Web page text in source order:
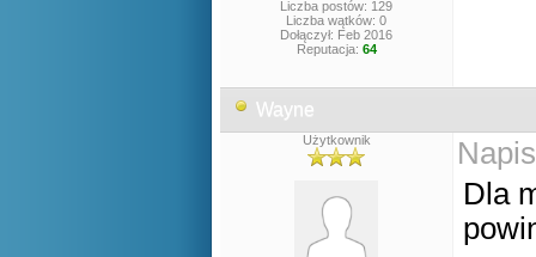
Liczba postów: 129
Liczba wątków: 0
Dołączył: Feb 2016
Reputacja: 64
Wayne
Użytkownik
Dla